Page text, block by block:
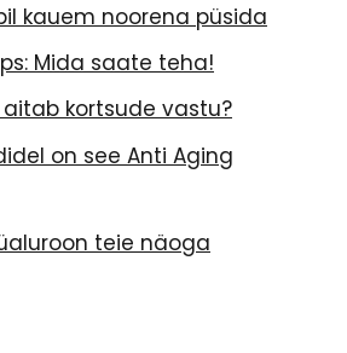
kauem noorena püsida
Mida saate teha!
aitab kortsude vastu?
on see Anti Aging
teie näoga